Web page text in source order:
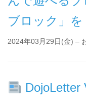
ブロック」を
2024年03月29日(金) –
DojoLetter